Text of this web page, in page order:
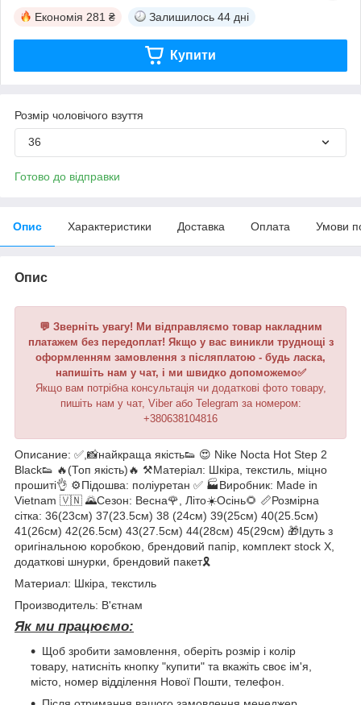
Економія 281 ₴ Залишилось 44 дні
Купити
Розмір чоловічого взуття
36
Готово до відправки
Опис Характеристики Доставка Оплата Умови
Опис
💬 Зверніть увагу! Ми відправляємо товар накладним
платажем без передоплат! Якщо у вас виникли труднощі з
оформленням замовлення з післяплатою - будь ласка,
напишіть нам у чат, і ми швидко допоможемо✅
Якщо вам потрібна консультація чи додаткові фото товару,
пишіть нам у чат, Viber або Telegram за номером:
+380638104816
Описание: ✅,📸найкраща якість👟 😍 Nike Nocta Hot Step 2
Black👟 🔥(Топ якість)🔥 ⚒️Матеріал: Шкіра, текстиль, міцно
прошиті👌 ⚙️Підошва: поліуретан ✅ 🏭Виробник: Made in
Vietnam 🇻🇳 🌄Сезон: Весна🌹, Літо☀️Осінь🌻 📏Розмірна
сітка: 36(23см) 37(23.5см) 38 (24см) 39(25см) 40(25.5см)
41(26см) 42(26.5см) 43(27.5см) 44(28см) 45(29см) 🎁Ідуть з
оригінальною коробкою, брендовий папір, комплект stock X,
додаткові шнурки, брендовий пакет🎗️
Материал: Шкіра, текстиль
Производитель: В'єтнам
Як ми працюємо:
Щоб зробити замовлення, оберіть розмір і колір
товару, натисніть кнопку "купити" та вкажіть своє ім'я,
місто, номер відділення Нової Пошти, телефон.